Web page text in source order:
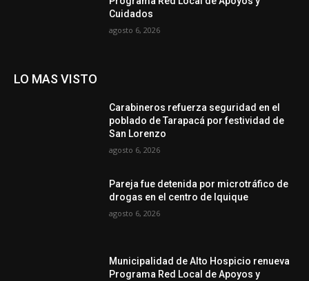
Cuidados
agosto 6, 2026
LO MAS VISTO
Carabineros refuerza seguridad en el
poblado de Tarapacá por festividad de
San Lorenzo
agosto 6, 2026
Pareja fue detenida por microtráfico de
drogas en el centro de Iquique
agosto 6, 2026
Municipalidad de Alto Hospicio renueva
Programa Red Local de Apoyos y